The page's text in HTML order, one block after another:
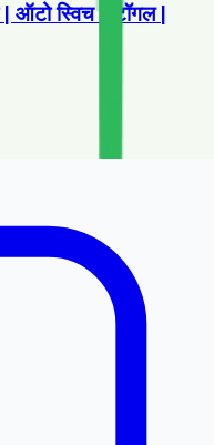
ऑटो स्विच - टॉगल |